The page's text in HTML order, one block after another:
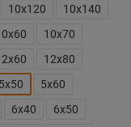
10x120
10x140
10x70
12x80
5x50
5x60
6x40
6x50